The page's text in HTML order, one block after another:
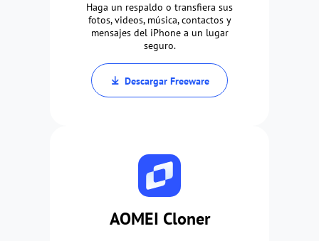
Haga un respaldo o transfiera sus
fotos, videos, música, contactos y
mensajes del iPhone a un lugar
seguro.
Descargar Freeware
AOMEI Cloner